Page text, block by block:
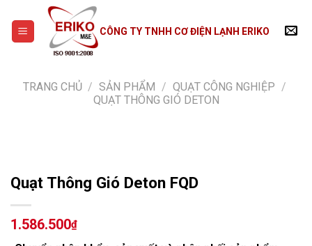
content
CÔNG TY TNHH CƠ ĐIỆN LẠNH ERIKO
TRANG CHỦ / SẢN PHẨM / QUẠT CÔNG NGHIỆP /
QUẠT THÔNG GIÓ DETON
Quạt Thông Gió Deton FQD
1.586.500₫